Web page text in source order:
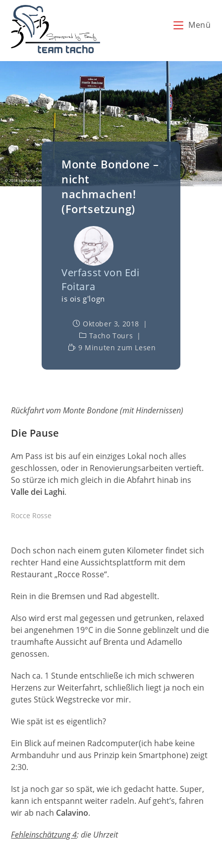
Inhalt
springen
Menü
Monte Bondone –
nicht
nachmachen!
(Fortsetzung)
Verfasst von Edi
Foitara
is ois g'logn
Oktober 3, 2018
Tacho Tours
9 Minuten zum Lesen
Rückfahrt vom Monte Bondone (mit Hindernissen)
Die Pause
Am Pass ist bis auf ein einziges Lokal noch alles
geschlossen, oder in Renovierungsarbeiten vertieft.
So stürze ich mich gleich in die Abfahrt hinab ins
Valle dei Laghi.
Rocce Rosse
Doch schon nach einem guten Kilometer findet sich
rechter Hand eine Aussichtsplattform mit dem
Restaurant „Rocce Rosse“.
Rein in die Bremsen und Rad abgestellt.
Also wird erst mal gegessen und getrunken, relaxed
bei angenehmen 19°C in die Sonne geblinzelt und die
traumhafte Aussicht auf Brenta und Adamello
genossen.
Nach ca. 1 Stunde entschließe ich mich schweren
Herzens zur Weiterfahrt, schließlich liegt ja noch ein
gutes Stück Wegstrecke vor mir.
Wie spät ist es eigentlich?
Ein Blick auf meinen Radcomputer(ich habe keine
Armbanduhr und aus Prinzip kein Smartphone) zeigt
2:30.
Ist ja noch gar so spät, wie ich gedacht hatte. Super,
kann ich entspannt weiter radeln. Auf geht’s, fahren
wir ab nach Calavino.
Fehleinschätzung 4: die Uhrzeit